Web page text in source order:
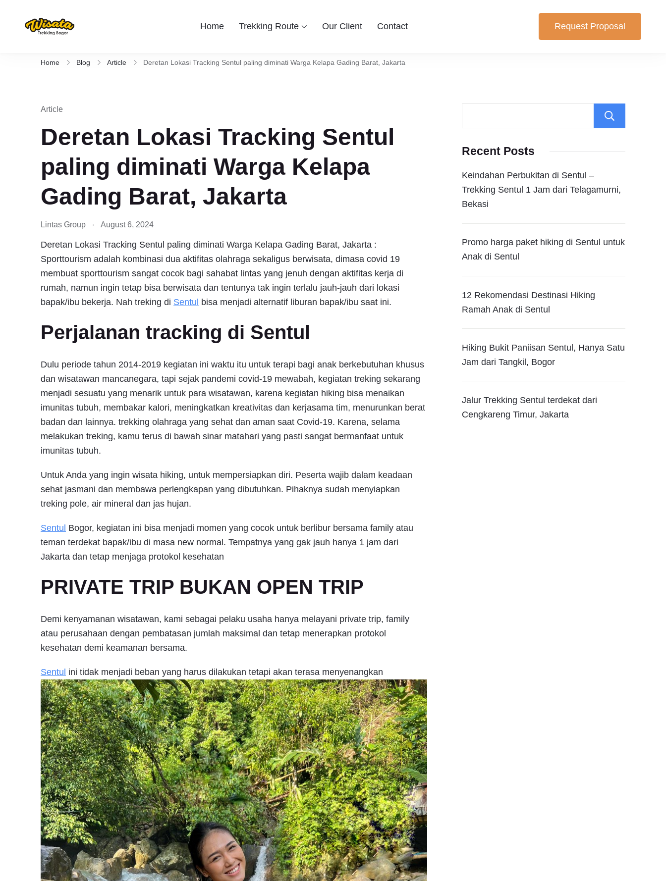
Aktivitas outdoor Bogor untuk anda yang ingin berwisata ke Bogor Sentul, Hiking dan Trekking Sentul pilihan yang cocok untuk anda. Berikut Pilihan Harga Paket ,
Home Trekking Route Our Client Contact Request Proposal
Home Blog Article Deretan Lokasi Tracking Sentul paling diminati Warga Kelapa Gading Barat, Jakarta
Article
Deretan Lokasi Tracking Sentul
paling diminati Warga Kelapa
Gading Barat, Jakarta
Lintas Group August 6, 2024
Deretan Lokasi Tracking Sentul paling diminati Warga Kelapa Gading Barat, Jakarta :
Sporttourism adalah kombinasi dua aktifitas olahraga sekaligus berwisata, dimasa covid 19
membuat sporttourism sangat cocok bagi sahabat lintas yang jenuh dengan aktifitas kerja di
rumah, namun ingin tetap bisa berwisata dan tentunya tak ingin terlalu jauh-jauh dari lokasi
bapak/ibu bekerja. Nah treking di Sentul bisa menjadi alternatif liburan bapak/ibu saat ini.
Perjalanan tracking di Sentul
Dulu periode tahun 2014-2019 kegiatan ini waktu itu untuk terapi bagi anak berkebutuhan khusus
dan wisatawan mancanegara, tapi sejak pandemi covid-19 mewabah, kegiatan treking sekarang
menjadi sesuatu yang menarik untuk para wisatawan, karena kegiatan hiking bisa menaikan
imunitas tubuh, membakar kalori, meningkatkan kreativitas dan kerjasama tim, menurunkan berat
badan dan lainnya. trekking olahraga yang sehat dan aman saat Covid-19. Karena, selama
melakukan treking, kamu terus di bawah sinar matahari yang pasti sangat bermanfaat untuk
imunitas tubuh.
Untuk Anda yang ingin wisata hiking, untuk mempersiapkan diri. Peserta wajib dalam keadaan
sehat jasmani dan membawa perlengkapan yang dibutuhkan. Pihaknya sudah menyiapkan
treking pole, air mineral dan jas hujan.
Sentul Bogor, kegiatan ini bisa menjadi momen yang cocok untuk berlibur bersama family atau
teman terdekat bapak/ibu di masa new normal. Tempatnya yang gak jauh hanya 1 jam dari
Jakarta dan tetap menjaga protokol kesehatan
PRIVATE TRIP BUKAN OPEN TRIP
Demi kenyamanan wisatawan, kami sebagai pelaku usaha hanya melayani private trip, family
atau perusahaan dengan pembatasan jumlah maksimal dan tetap menerapkan protokol
kesehatan demi keamanan bersama.
Sentul ini tidak menjadi beban yang harus dilakukan tetapi akan terasa menyenangkan
Recent Posts
Keindahan Perbukitan di Sentul –
Trekking Sentul 1 Jam dari Telagamurni,
Bekasi
Promo harga paket hiking di Sentul untuk
Anak di Sentul
12 Rekomendasi Destinasi Hiking
Ramah Anak di Sentul
Hiking Bukit Paniisan Sentul, Hanya Satu
Jam dari Tangkil, Bogor
Jalur Trekking Sentul terdekat dari
Cengkareng Timur, Jakarta